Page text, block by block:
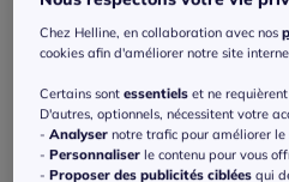
Réf : 254.744.003 5 /
Couleur :marine-blanc à
Choisir une couleur :
Chez Helline, en collaboration avec nos
cookies afin d'améliorer notre site
Certains sontessentiels et ne
D'autres, optionnels, nécessitent votre
-Analyser notre trafic pour améliorer le
-Personnaliser le contenu pour vous
-Proposer des publicités ciblées qui